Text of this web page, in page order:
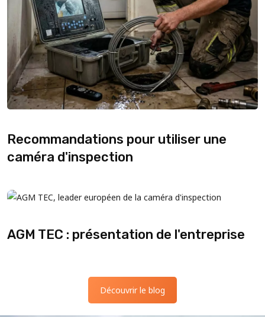
Recommandations pour utiliser une
caméra d'inspection
AGM TEC : présentation de l'entreprise
Découvrir le blog